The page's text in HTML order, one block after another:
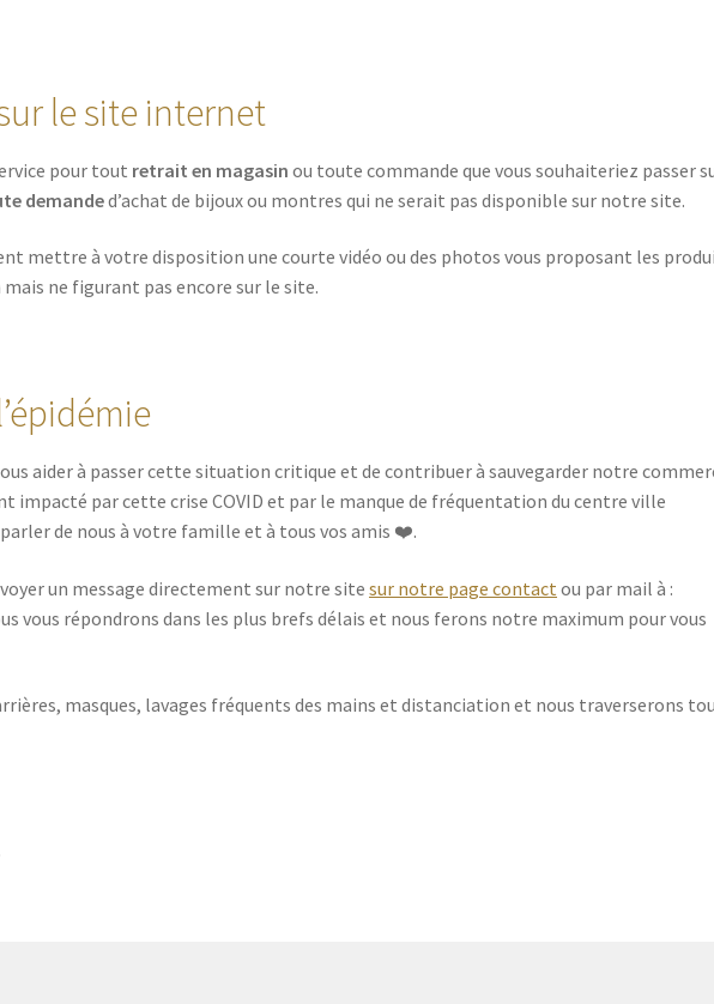
le site internet
pour tout retrait en magasin ou toute commande que vous souhaiteriez passer
demanded’achat de bijoux ou montres qui ne serait pas disponible sur notre site.
mettre à votre disposition une courte vidéo ou des photos vous proposant les
ne figurant pas encore sur le site.
aider à passer cette situation critique et de contribuer à sauvegarder notre
impacté par cette crise COVID et par le manque de fréquentation du centre ville
parler de nous à votre famille et à tous vos amis ❤️.
un message directement sur notre sitesur notre page contact ou par mail à :
vous répondrons dans les plus brefs délais et nous ferons notre maximum pour vous
masques, lavages fréquents des mains et distanciation et nous traverserons